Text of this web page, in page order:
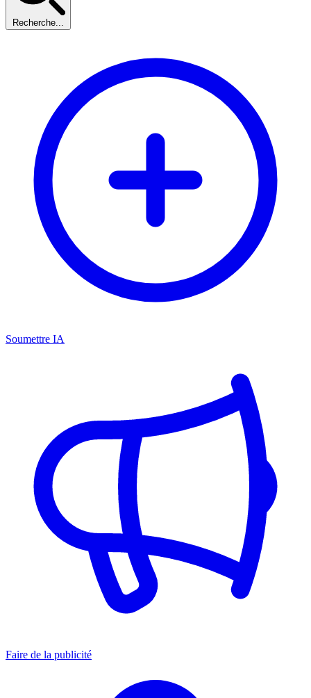
Recherche...
Soumettre IA
Faire de la publicité